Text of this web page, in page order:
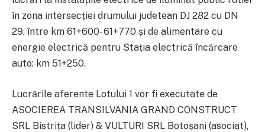
în zona intersecției drumului judetean DJ 282 cu DN
29, între km 61+600- 61+770 și de alimentare cu
energie electrică pentru Stația electrică încărcare
auto: km 51+250.
Lucrările aferente Lotului 1 vor fi executate de
ASOCIEREA TRANSILVANIA GRAND CONSTRUCT
SRL Bistrița (lider) & VULTURI SRL Botoșani (asociat),